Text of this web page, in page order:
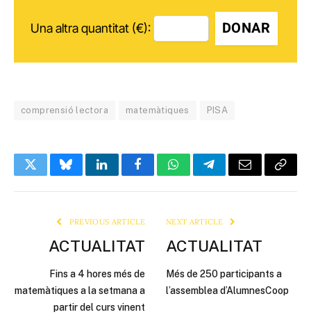
Una altra quantitat (€): DONAR
comprensió lectora matemàtiques PISA
TwitterBlueskyLinkedInFacebookWhatsAppTelegramEmail Copy
PREVIOUS ARTICLE
ACTUALITAT
Fins a 4 hores més de
matemàtiques a la setmana a
partir del curs vinent
NEXT ARTICLE
ACTUALITAT
Més de 250 participants a
l’assemblea d’AlumnesCoop